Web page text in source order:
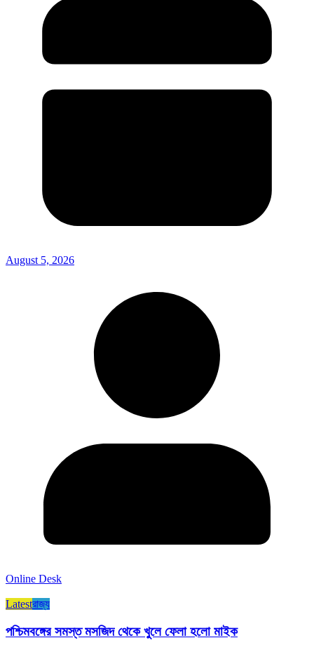
August 5, 2026
Online Desk
Latestরাজ্য​
পশ্চিমবঙ্গের সমস্ত মসজিদ থেকে খুলে ফেলা হলো মাইক